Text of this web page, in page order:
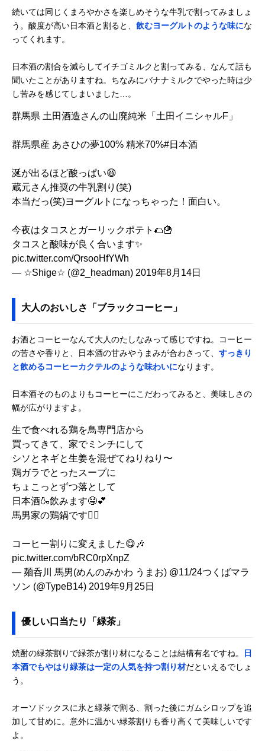
続いては同じくまろやかさを楽しめそうな牛乳で割ってみましょ
う。酸度が高い日本酒と割ると、 飲むヨーグルトのような味にな
ってくれます。
日本酒の割合を減らしてイチゴミルクと割ってみる、なんて話も
聞いたことがありますね。ちなみにバナナミルクでやった時は少
し苦みを感じてしまいました…。
群馬県 土田酒造さんの山廃純米「土田イニシャルF」
群馬県産 あさひの夢100% 精米70%#日本酒
涎が出るほど酸っぱい😆
蔵元さん推奨の牛乳割り(笑)
本当だっ(笑)ヨーグルトになっちゃった！面白い。
今夜はタコスとガーリックポテト🌮🍟
タコスと酸味が良く合います✨
pic.twitter.com/QrsooHfYWh
— ☆Shige☆ (@2_headman) 2019年8月14日
大人のおいしさ「ブラックコーヒー」
お酒とコーヒーなんて大人のたしなみって感じですね。コーヒー
の苦さや香りと、日本酒の甘みやうまみが合わさって、 すっきり
と飲めるコーヒーカクテルのような味わいになります。
日本酒そのものよりもコーヒーにこだわってみると、美味しさの
幅が広がりますよ。
生で食べれる鶏を鳥専門店から
買ってきて、家でミンチにして
シソとネギと生姜を混ぜてねりねり〜
鶏ガラでとったスープに
ちょこっとずつ落として
日本酒🍶飲みます🤤💕
馬男家の鶏鍋です🙇‍♂️
コーヒー割りに変えました😋🎶
pic.twitter.com/bRC0rpXnpZ
— 麺呑川 馬男(めんのみかわ うまお) @11/24つくばマラ
ソン (@TypeB14) 2019年9月25日
優しい口当たり「緑茶」
焼酎の緑茶割りで緑茶が割り材になることは結構有名ですね。
日
本酒でもやはり緑茶は一定の人気を持つ割り材だといえるでしょ
う。
オーソドックスに氷と緑茶で割る、割った後にガムシロップを追
加して甘めに。意外に温かい緑茶割りも香り高くて美味しいです
よ。